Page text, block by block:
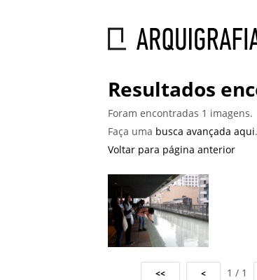
Resultados
Foram encontradas 1 imagens.
Faça uma busca avançada aqui.
Voltar para página anterior
1 / 1